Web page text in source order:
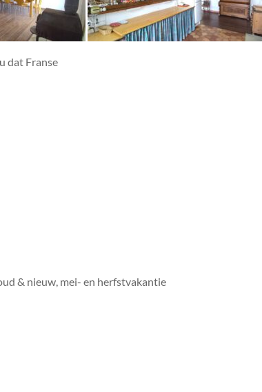
dat Franse
& nieuw, mei- en herfstvakantie